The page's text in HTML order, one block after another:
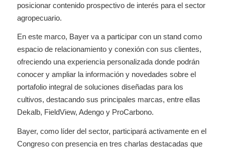
posicionar contenido prospectivo de interés para el sector
agropecuario.
En este marco, Bayer va a participar con un stand como
espacio de relacionamiento y conexión con sus clientes,
ofreciendo una experiencia personalizada donde podrán
conocer y ampliar la información y novedades sobre el
portafolio integral de soluciones diseñadas para los
cultivos, destacando sus principales marcas, entre ellas
Dekalb, FieldView, Adengo y ProCarbono.
Bayer, como líder del sector, participará activamente en el
Congreso con presencia en tres charlas destacadas que